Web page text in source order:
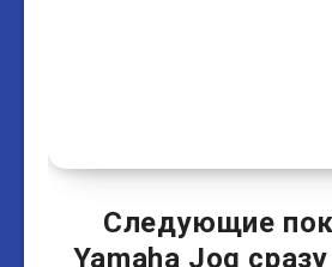
Следующие
Yamaha Jog